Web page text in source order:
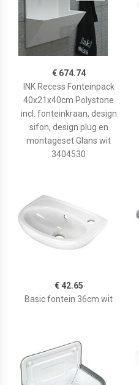
€ 674.74
INK Recess Fonteinpack
40x21x40cm Polystone
incl. fonteinkraan, design
sifon, design plug en
montageset Glans wit
3404530
€ 42.65
Basic fontein 36cm wit